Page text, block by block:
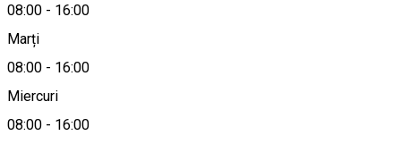
08:00 - 16:00
Marți
08:00 - 16:00
Miercuri
08:00 - 16:00
Hartă